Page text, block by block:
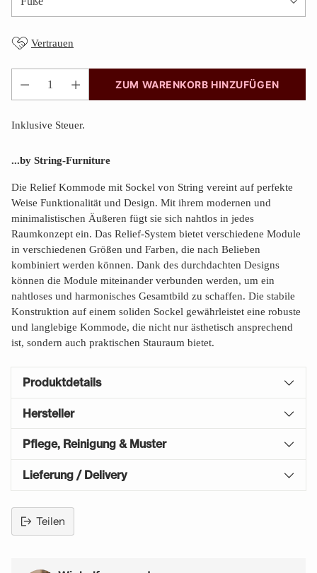
Vertrauen
Anzahl
ZUM WARENKORB HINZUFÜGEN
Inklusive Steuer.
...by String-Furniture
Die Relief Kommode mit Sockel von String vereint auf perfekte
Weise Funktionalität und Design. Mit ihrem modernen und
minimalistischen Äußeren fügt sie sich nahtlos in jedes
Raumkonzept ein. Das Relief-System bietet verschiedene Module
in verschiedenen Größen und Farben, die nach Belieben
kombiniert werden können. Dank des durchdachten Designs
können die Module miteinander verbunden werden, um ein
nahtloses und harmonisches Gesamtbild zu schaffen. Die stabile
Konstruktion auf einem soliden Sockel gewährleistet eine robuste
und langlebige Kommode, die nicht nur ästhetisch ansprechend
ist, sondern auch praktischen Stauraum bietet.
Produktdetails
Hersteller
Pflege, Reinigung & Muster
Lieferung / Delivery
Teilen